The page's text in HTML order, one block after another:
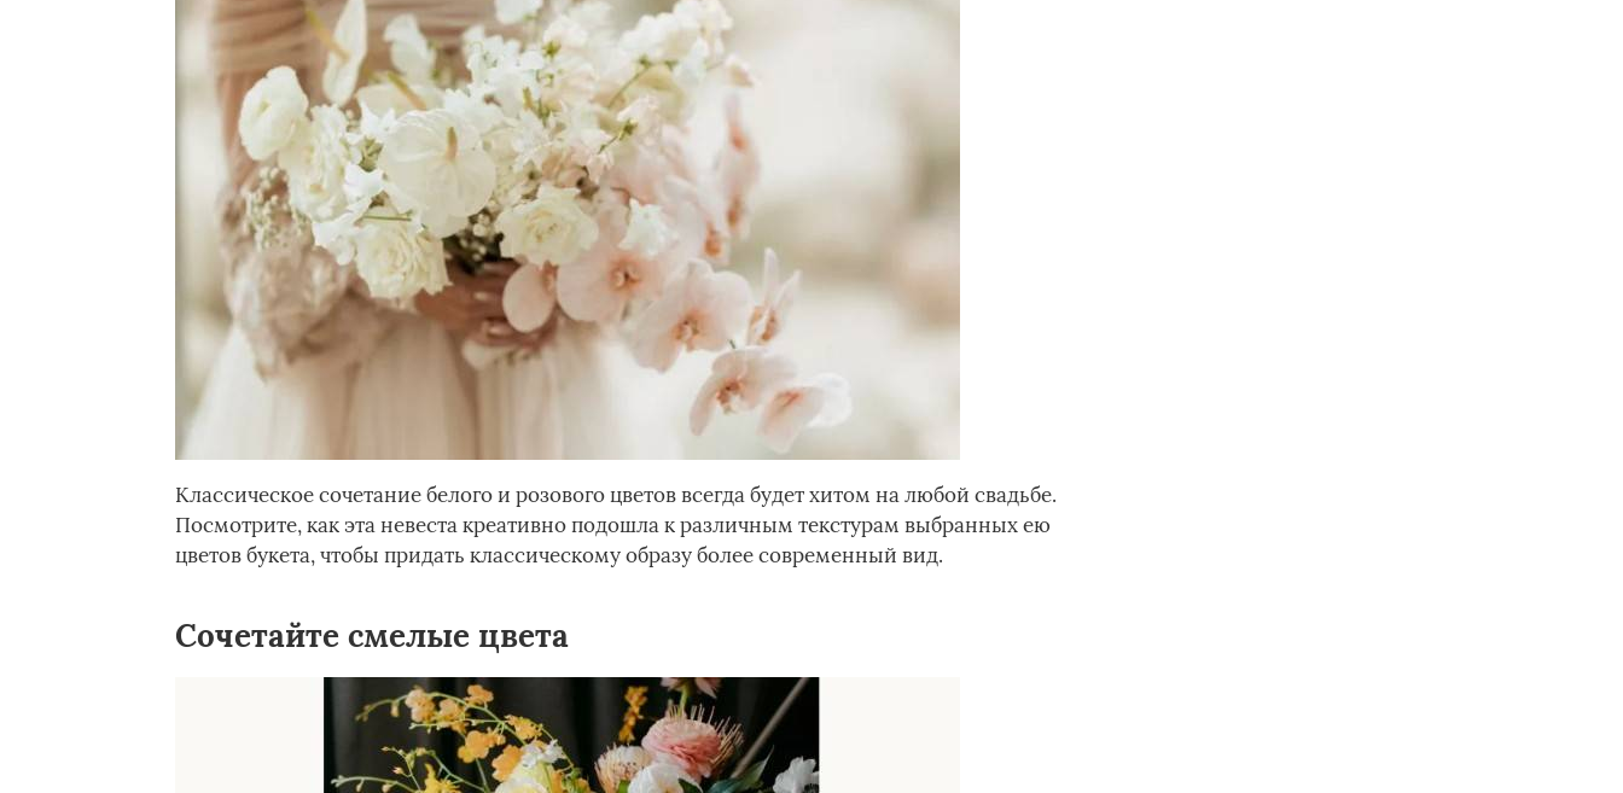
Классическое сочетание белого и розового цветов всегда будет хитом на любой свадьбе.
Посмотрите, как эта невеста креативно подошла к различным текстурам выбранных ею
цветов букета, чтобы придать классическому образу более современный вид.
Сочетайте смелые цвета